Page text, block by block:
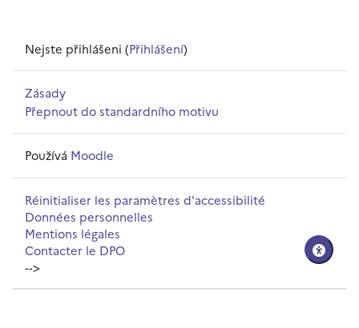
Nejste přihlášeni (Přihlášení)
Zásady
Přepnout do standardního motivu
Používá Moodle
Réinitialiser les paramètres d'accessibilité
Données personnelles
Mentions légales
Contacter le DPO
-->